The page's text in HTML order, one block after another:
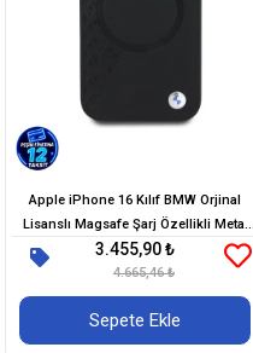
Apple iPhone 16 Kılıf BMW Orjinal
Lisanslı Magsafe Şarj Özellikli Metal
Logolu Yarım Dokulu Circle Deri Kapak
3.455,90 ₺
4.665,46 ₺
Sepete Ekle